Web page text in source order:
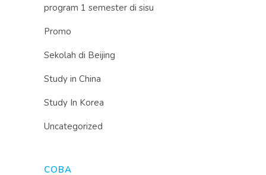
program 1 semester di sisu
Promo
Sekolah di Beijing
Study in China
Study In Korea
Uncategorized
COBA